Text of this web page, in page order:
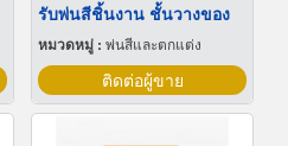
รับพ่นสีชิ้นงาน ชั้นวางของ
หมวดหมู่ : พ่นสีและตกแต่ง
ติดต่อผู้ขาย